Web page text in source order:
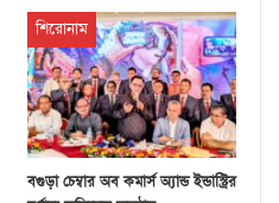
শিরোনাম
বগুড়া চেম্বার অব কমার্স অ্যান্ড ইন্ডাস্ট্রির